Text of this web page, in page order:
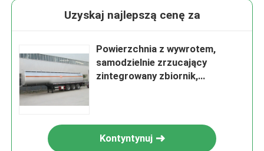
Uzyskaj najlepszą cenę za
Powierzchnia z wywrotem,
samodzielnie zrzucający
zintegrowany zbiornik,
Kontyntynuj